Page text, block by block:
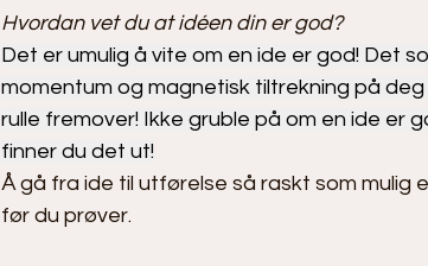
Hvordan vet du at idéen din er god?
Det er umulig å vite om en ide er god! Det
momentum og magnetisk tiltrekning på
rulle fremover! Ikke gruble på om en ide er
finner du det ut!
Å gå fra ide til utførelse så raskt som mulig
før du prøver.